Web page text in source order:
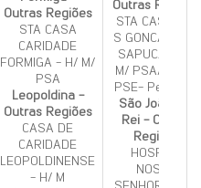
Outras Regiões
STA CASA
CARIDADE
FORMIGA - H/ M/
PSA
Leopoldina -
Outras Regiões
CASA DE
CARIDADE
LEOPOLDINENSE
- H/ M
Outras Regiões
STA CASA MIS
S GONCALO DO
SAPUCAI - H/
M/ PSA/ PSE -
PSE- Pediatria
São João Del
Rei - Outras
Regiões
HOSP DE
NOSSA